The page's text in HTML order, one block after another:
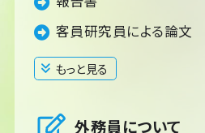
客員研究員による論文
もっと見る
閉じる
外務員について